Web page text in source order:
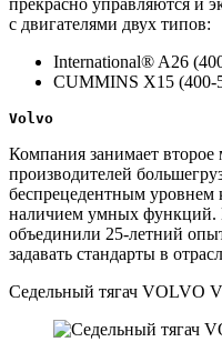
с двигателями двух типов:
International® A26
CUMMINS X15 (400-
Volvo
Компания занимает
производителей
беспрецедентным уровнем
наличием умных
объединили 25-летний
задавать стандарты в
Седельный тягач VOLVO